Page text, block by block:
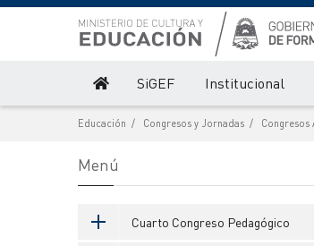
SiGEF Institucional
Educación Congresos y Jornadas
Menú
Cuarto Congreso Pedagógico